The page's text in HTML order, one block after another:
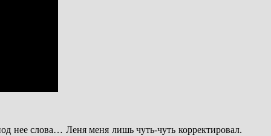
нее слова… Леня меня лишь чуть-чуть корректировал.